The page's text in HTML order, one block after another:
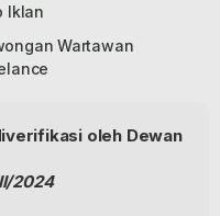
Iklan
Wartawan
oleh Dewan
2024